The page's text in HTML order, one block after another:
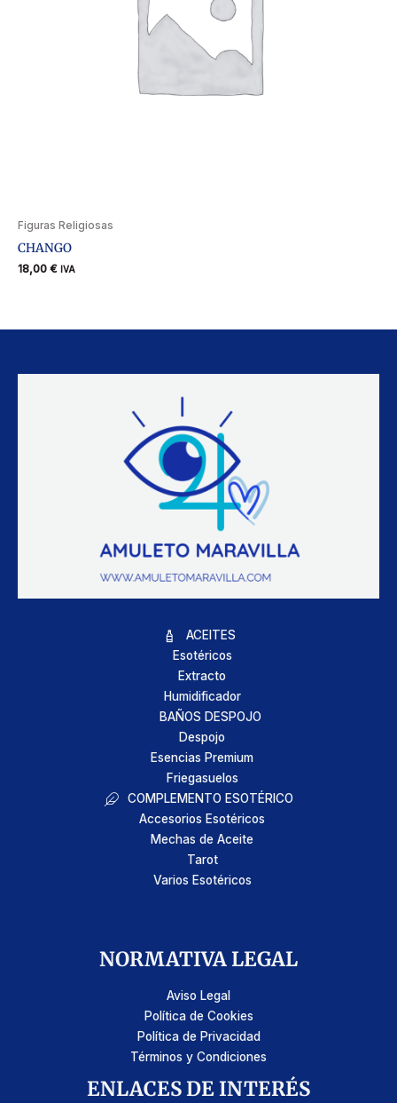
Figuras Religiosas
CHANGO
18,00 € IVA
ACEITES
Esotéricos
Extracto
Humidificador
BAÑOS DESPOJO
Despojo
Esencias Premium
Friegasuelos
COMPLEMENTO ESOTÉRICO
Accesorios Esotéricos
Mechas de Aceite
Tarot
Varios Esotéricos
NORMATIVA LEGAL
Aviso Legal
Política de Cookies
Política de Privacidad
Términos y Condiciones
ENLACES DE INTERÉS